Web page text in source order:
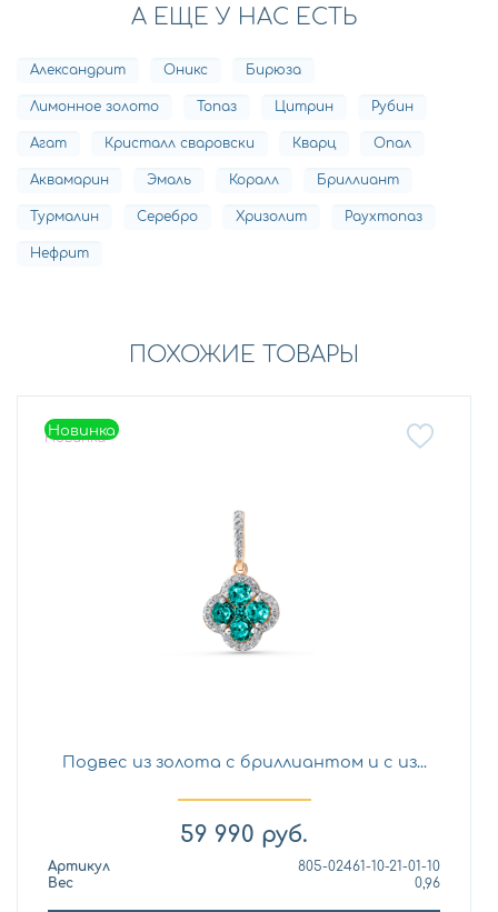
А ЕЩЕ У НАС ЕСТЬ
Александрит Оникс Бирюза
Лимонное золото Топаз Цитрин Рубин
Агат Кристалл сваровски Кварц Опал
Аквамарин Эмаль Коралл Бриллиант
Турмалин Серебро Хризолит Раухтопаз
Нефрит
ПОХОЖИЕ ТОВАРЫ
Новинка
Новинка
Подвес из золота с бриллиантом и с из...
59 990 руб.
Артикул
805-02461-10-21-01-10
Вес
0,96